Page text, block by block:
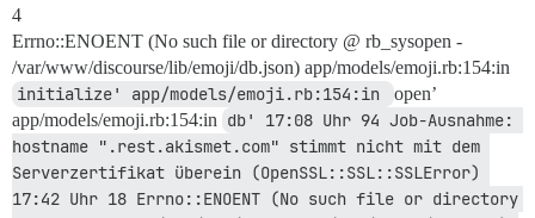
4
Errno::ENOENT (No such file or directory @ rb_sysopen -
/var/www/discourse/lib/emoji/db.json) app/models/emoji.rb:154:in
initialize' app/models/emoji.rb:154:in
open’
app/models/emoji.rb:154:in db' 17:08 Uhr 94 Job-Ausnahme:
hostname ".rest.akismet.com" stimmt nicht mit dem
Serverzertifikat überein (OpenSSL::SSL::SSLError)
17:42 Uhr 18 Errno::ENOENT (No such file or directory